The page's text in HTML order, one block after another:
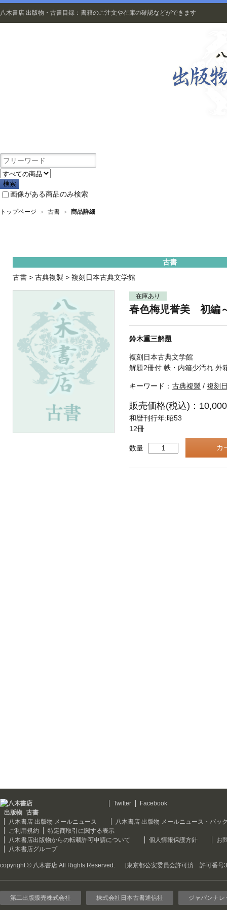
八木書店 出版物・古書目録：書籍のご注文や在庫の確認などができます
画像がある商品のみ検索
トップページ ＞ 古書 ＞ 商品詳細
古書
古書 > 古典複製 > 複刻日本古典文学館
在庫あり
春色梅児誉美 初編
鈴木重三解題
複刻日本古典文学館
解題2冊付 帙・内箱少汚れ 外
キーワード： 古典複製 / 複刻
販売価格(税込)：
和暦刊行年:昭53
12冊
数量
Twitter
Facebook
出版物 古書
八木書店 出版物 メールニュース
八木書店 出版物 メールニュース・バッ
ご利用規約
特定商取引に関する表示
八木書店出版物からの転載許可申請について
個人情報保護方針
お
八木書店グループ
copyright © 八木書店 All Rights Reserved. [東京都公安委員会許可済 許可番号
第二出版販売株式会社 株式会社日本古書通信社 ジャパンナレ